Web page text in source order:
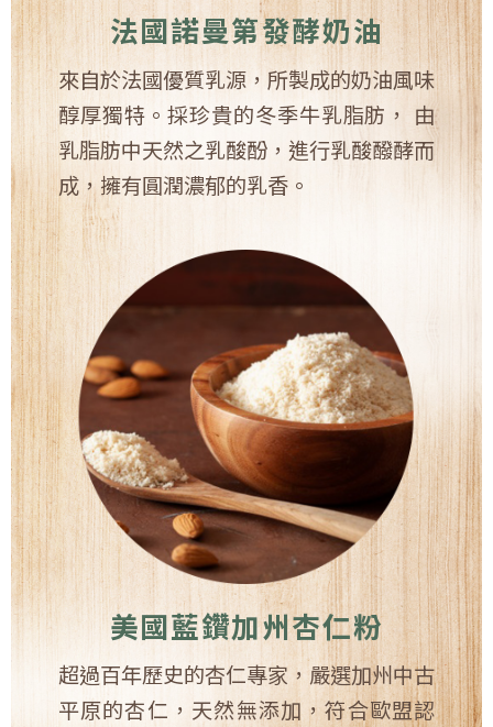
法國諾曼第發酵奶油
來自於法國優質乳源，所製成的奶油風味
醇厚獨特。採珍貴的冬季牛乳脂肪， 由
乳脂肪中天然之乳酸酚，進行乳酸醱酵而
成，擁有圓潤濃郁的乳香。
美國藍鑽加州杏仁粉
超過百年歷史的杏仁專家，嚴選加州中古
平原的杏仁，天然無添加，符合歐盟認